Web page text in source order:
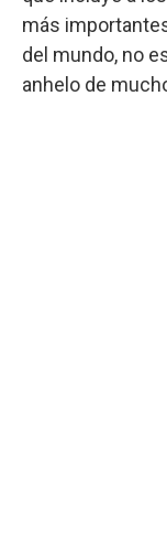
más
del mundo, no
anhelo de